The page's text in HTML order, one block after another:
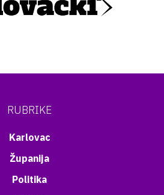
RUBRIKE
Karlovac
Županija
Politika